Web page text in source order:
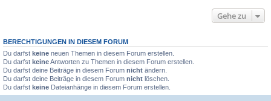
Gehe zu
BERECHTIGUNGEN IN DIESEM FORUM
Du darfst keine neuen Themen in diesem Forum erstellen.
Du darfst keineAntworten zu Themen in diesem Forum erstellen.
Du darfst deine Beiträge in diesem Forum nicht ändern.
Du darfst deine Beiträge in diesem Forum nicht löschen.
Du darfst keine Dateianhänge in diesem Forum erstellen.